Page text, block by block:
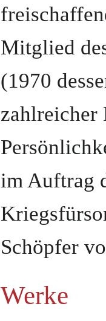
Mitglied
(1970
zahlreicher
im Auftrag
Schöpfer
Werke